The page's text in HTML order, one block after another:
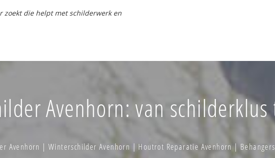
zoekt die helpt met schilderwerk en
Avenhorn: van
Avenhorn | Winterschilder Avenhorn | Houtrot Reparatie Avenhorn |